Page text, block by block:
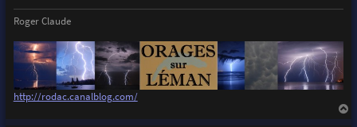
Roger Claude
http://rodac.canalblog.com/